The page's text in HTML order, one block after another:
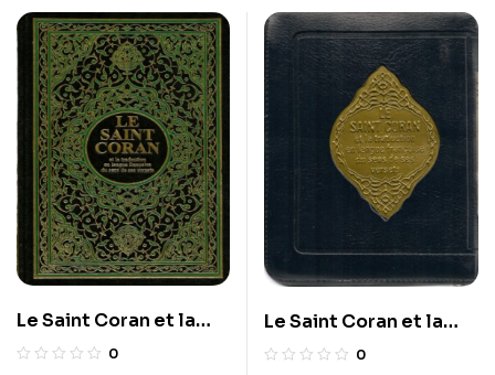
Le Saint Coran et la
traduction en langue
0
Le Saint Coran et la
traduction en langue
0